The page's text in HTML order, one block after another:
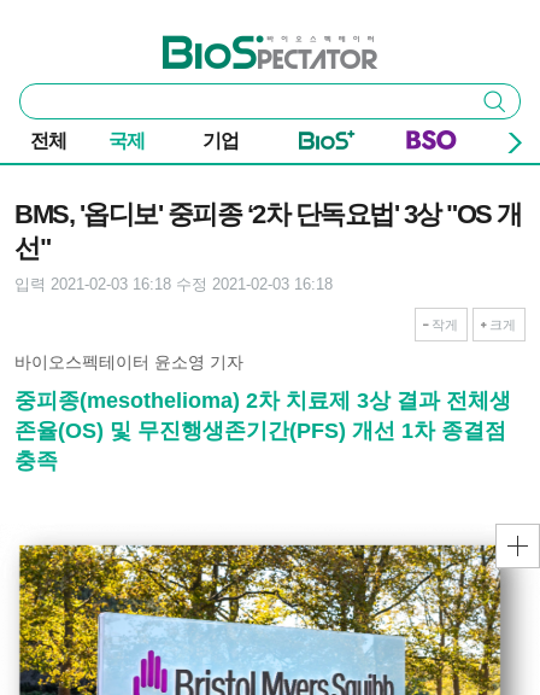
바이오스펙테이터
통
합
검
색
검색
전체 국제 기업
BMS, '옵디보' 중피종 ‘2차 단독요법' 3상 "OS 개
선"
입력 2021-02-03 16:18 수정 2021-02-03 16:18
작게 크게
바이오스펙테이터 윤소영 기자
중피종(mesothelioma) 2차 치료제 3상 결과 전체생
존율(OS) 및 무진행생존기간(PFS) 개선 1차 종결점
충족